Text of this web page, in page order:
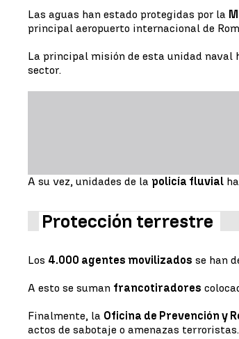
Las aguas han estado protegidas por la
principal aeropuerto internacional de
La principal misión de esta unidad naval
sector.
A su vez, unidades de la policía fluvial
Protección terrestre
Los 4.000 agentes movilizados se han
A esto se suman francotiradores
Finalmente, la Oficina de Prevención y
actos de sabotaje o amenazas terroristas.